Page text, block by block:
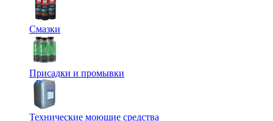
Смазки
Присадки и промывки
Технические моющие средства